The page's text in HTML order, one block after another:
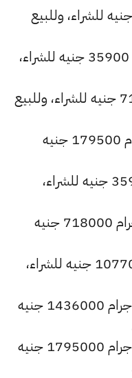
سعر عيار 21 وزن 1 جرام 7180 جنيه للشراء، وللبيع
سعر الذهب عيار 21 وزن 5 جرام 35900 جنيه للشراء،
سعر عيار 21 وزن 10 جرام 71800 جنيه للشراء، وللبيع
سعر الذهب عيار 21 وزن 25 جرام 179500 جنيه
سعر عيار 21 وزن 50 جرام 359000 جنيه للشراء،
سعر الذهب عيار 21 وزن 100 جرام 718000 جنيه
سعر عيار 21 وزن 150 جرام 1077000 جنيه للشراء،
أسعار الذهب عيار 21 وزن 200 جرام 1436000 جنيه
أسعار الذهب عيار 21 وزن 250 جرام 1795000 جنيه